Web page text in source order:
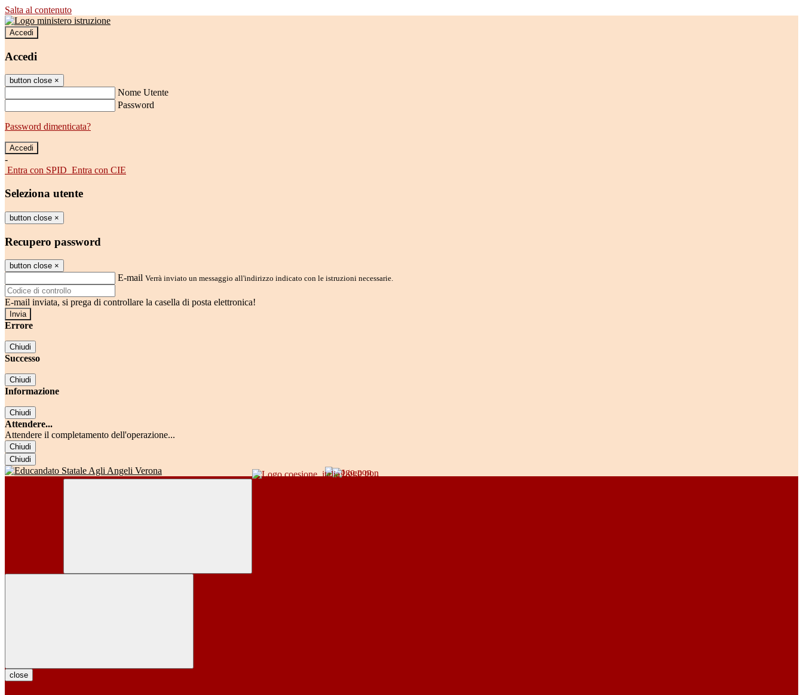
Salta al contenuto
Accedi
Accedi
button close ×
Nome Utente
Password
Password dimenticata?
-
Entra con SPID Entra con CIE
Seleziona utente
button close ×
Recupero password
button close ×
E-mail Verrà inviato un messaggio all'indirizzo indicato con le istruzioni necessarie.
E-mail inviata, si prega di controllare la casella di posta elettronica!
Errore
Chiudi
Successo
Chiudi
Informazione
Chiudi
Attendere...
Attendere il completamento dell'operazione...
Chiudi
Chiudi
close